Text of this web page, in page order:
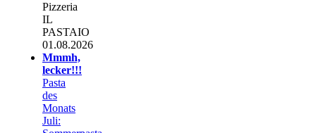
Pizzeria
IL
PASTAIO
01.08.2026
Mmmh,
lecker!!!
Pasta
des
Monats
Juli: